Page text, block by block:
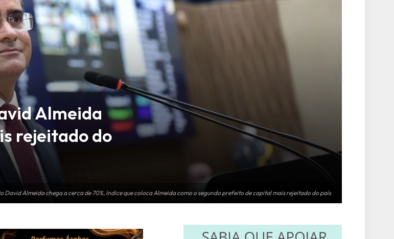
David Almeida chega a cerca de 70%, índice que coloca Almeida como o segundo prefeito de capital mais rejeitado do país
Almeida
rejeitado do